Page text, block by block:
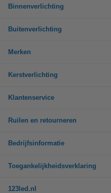
Binnenverlichting
Buitenverlichting
Merken
Kerstverlichting
Klantenservice
Ruilen en retourneren
Bedrijfsinformatie
Toegankelijkheidsverklaring
123led.nl